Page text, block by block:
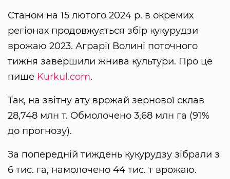
Станом на 15 лютого 2024 р. в окремих
регіонах продовжується збір кукурудзи
врожаю 2023. Аграрії Волині поточного
тижня завершили жнива культури. Про це
пише Kurkul.com.
Так, на звітну ату врожай зернової склав
28,748 млн т. Обмолочено 3,68 млн га (91%
до прогнозу).
За попередній тиждень кукурудзу зібрали з
6 тис. га, намолочено 44 тис. т врожаю.